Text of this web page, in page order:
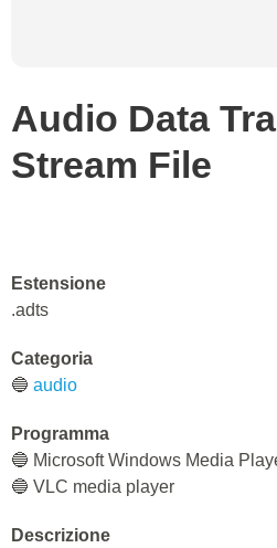
Audio Data
Stream File
Estensione
.adts
Categoria
🔵 audio
Programma
🔵 Microsoft Windows Media
🔵 VLC media player
Descrizione